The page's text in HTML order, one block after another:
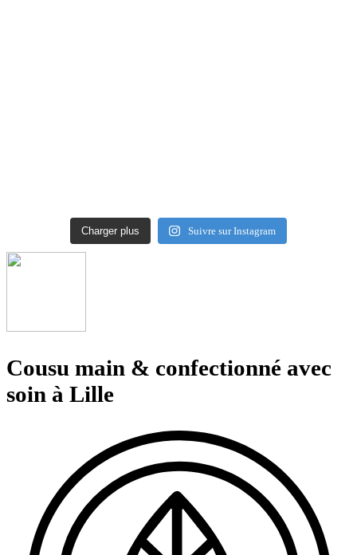
Charger plus Suivre sur Instagram
Cousu main & confectionné avec
soin à Lille